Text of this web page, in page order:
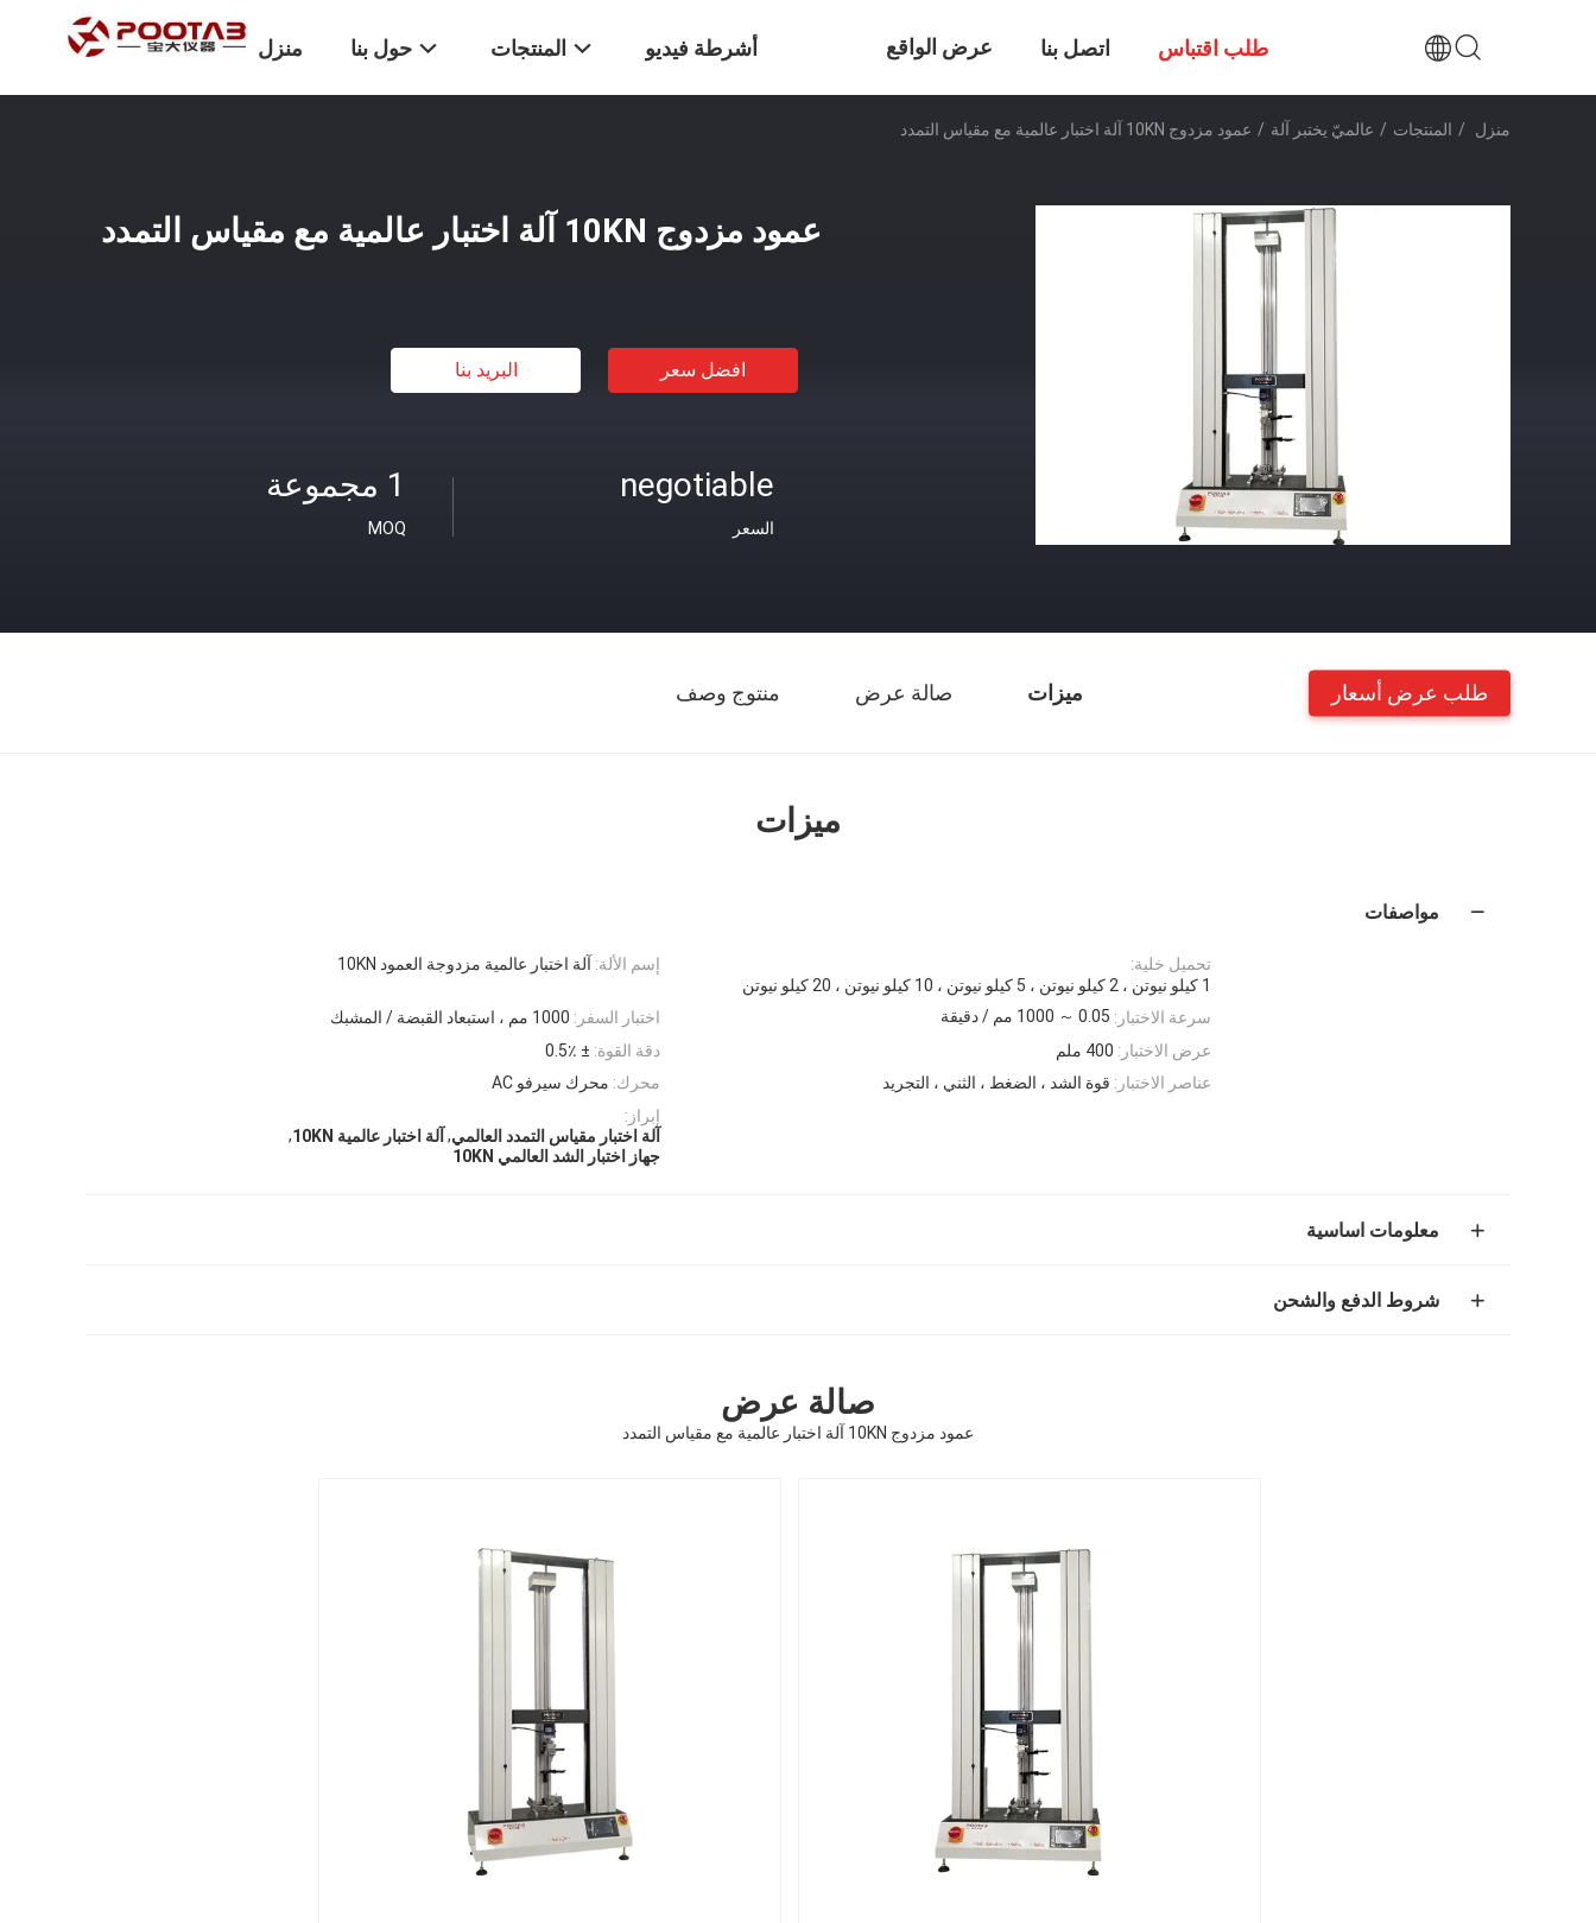
منزل حول بنا المنتجات أشرطة فيديو عرض الواقع
الافتراضي
اتصل بنا طلب اقتباس
منزل / المنتجات / عالميّ يختبر آلة / عمود مزدوج 10KN آلة اختبار عالمية مع مقياس التمدد
عمود مزدوج 10KN آلة اختبار عالمية مع مقياس التمدد
افضل سعر البريد بنا
1 مجموعة
MOQ
negotiable
السعر
ميزات صالة عرض منتوج وصف طلب عرض أسعار
ميزات
مواصفات
إسم الألة: آلة اختبار عالمية مزدوجة العمود 10KN
تحميل خلية:
1 كيلو نيوتن ، 2 كيلو نيوتن ، 5 كيلو نيوتن ، 10 كيلو نيوتن ، 20 كيلو نيوتن
اختبار السفر: 1000 مم ، استبعاد القبضة / المشبك سرعة الاختبار: 0.05 ～ 1000 مم / دقيقة
دقة القوة: ± 0.5٪ عرض الاختبار: 400 ملم
محرك: محرك سيرفو AC عناصر الاختبار: قوة الشد ، الضغط ، الثني ، التجريد
إبراز:
آلة اختبار مقياس التمدد العالمي, آلة اختبار عالمية 10KN
,
جهاز اختبار الشد العالمي 10KN
معلومات اساسية
شروط الدفع والشحن
صالة عرض
عمود مزدوج 10KN آلة اختبار عالمية مع مقياس التمدد